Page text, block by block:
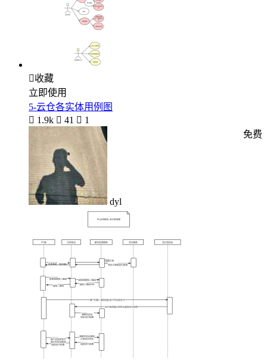
收藏
立即使用
5-云仓各实体用例图
 1.9k  41  1
dyl
免费